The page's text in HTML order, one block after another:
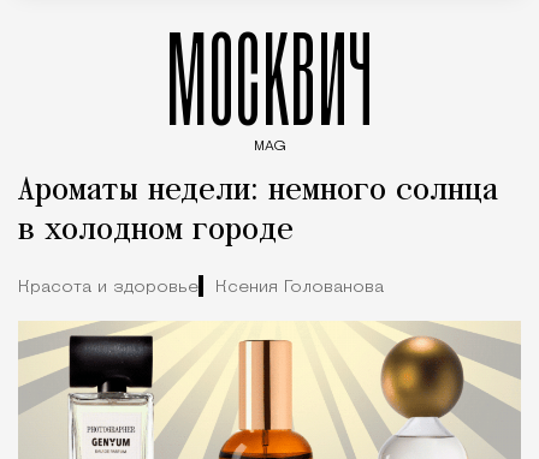
МОСКВИЧ
MAG
Ароматы недели: немного солнца
в холодном городе
Красота и здоровье Ксения Голованова